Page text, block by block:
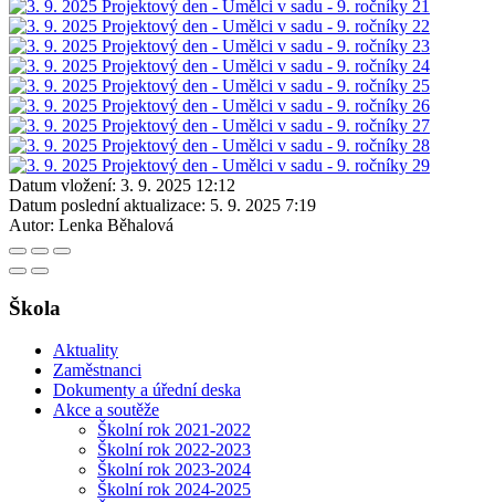
Datum vložení: 3. 9. 2025 12:12
Datum poslední aktualizace: 5. 9. 2025 7:19
Autor: Lenka Běhalová
Škola
Aktuality
Zaměstnanci
Dokumenty a úřední deska
Akce a soutěže
Školní rok 2021-2022
Školní rok 2022-2023
Školní rok 2023-2024
Školní rok 2024-2025